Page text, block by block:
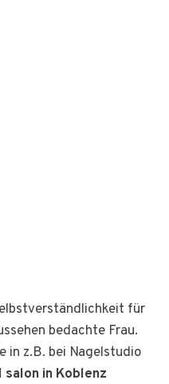
für
bedachte Frau.
in z.B. bei Nagelstudio
salon in Koblenz